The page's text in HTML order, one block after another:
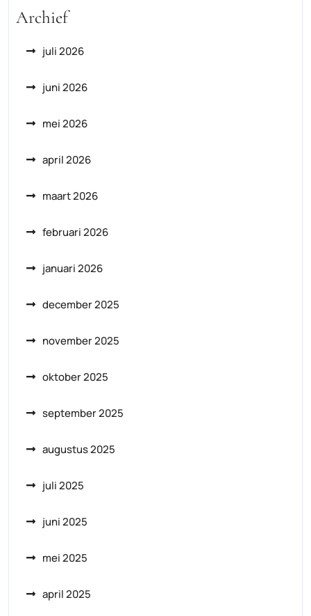
Archief
juli 2026
juni 2026
mei 2026
april 2026
maart 2026
februari 2026
januari 2026
december 2025
november 2025
oktober 2025
september 2025
augustus 2025
juli 2025
juni 2025
mei 2025
april 2025